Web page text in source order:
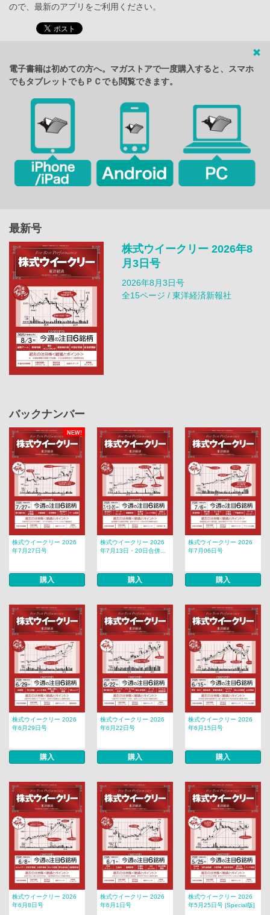
ので、最新のアプリをご利用ください。
電子書籍は初めての方へ。マガストアで一度購入すると、スマホ
でもタブレットでもＰＣでも閲覧できます。
最新号
株式ウイークリー 2026年8
月3日号
2026年8月3日号
全15ページ / 東洋経済新報社
バックナンバー
NEW!
株式ウイークリー 2026
年7月27日号
購入
株式ウイークリー 2026
年7月13日・20日合併...
購入
株式ウイークリー 2026
年7月06日号
購入
株式ウイークリー 2026
年6月29日号
購入
株式ウイークリー 2026
年6月22日号
購入
株式ウイークリー 2026
年6月15日号
購入
株式ウイークリー 2026
年6月8日号
株式ウイークリー 2026
年6月1日号
株式ウイークリー 2026
年5月25日号 [Special版]